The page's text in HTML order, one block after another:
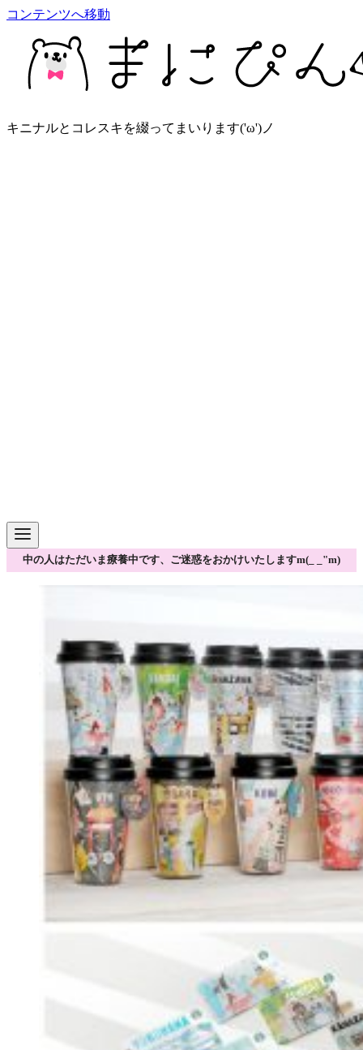
コンテンツへ移動
キニナルとコレスキを綴ってまいります('ω')ノ
中の人はただいま療養中です、ご迷惑をおかけいたしますm(_ _"m)